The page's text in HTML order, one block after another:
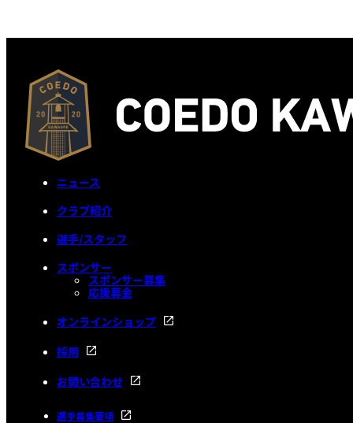
ニュース
クラブ紹介
選手/スタッフ
スポンサー
スポンサー募集
応援募金
オンラインショップ
採用
お問い合わせ
選手募集要項